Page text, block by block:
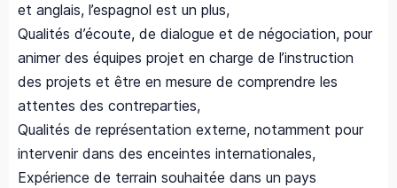
et anglais, l’espagnol est un plus,
Qualités d’écoute, de dialogue et de négociation, pour
animer des équipes projet en charge de l’instruction
des projets et être en mesure de comprendre les
attentes des contreparties,
Qualités de représentation externe, notamment pour
intervenir dans des enceintes internationales,
Expérience de terrain souhaitée dans un pays